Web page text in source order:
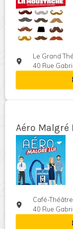
Le Grand
40 Rue
Aéro Malgré
Café-
40 Rue